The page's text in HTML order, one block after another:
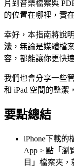
片到音樂檔案與
的位置在哪裡，實
幸好，本指南將說明
法 ，無論是媒體檔
容，都能讓你更快
我們也會分享一些
和 iPad 空間的整潔
要點總結
iPhone下載的
App > 點「瀏
目」檔案夾，